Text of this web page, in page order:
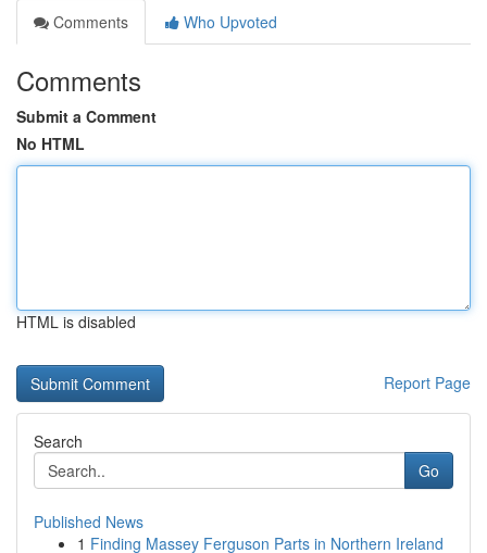
Comments
Who Upvoted
Comments
Submit a Comment
No HTML
HTML is disabled
Report Page
Search
Go
Published News
1 Finding Massey Ferguson Parts in Northern Ireland